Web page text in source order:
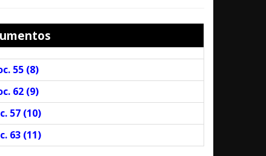
55 (8)
62 (9)
57 (10)
63 (11)